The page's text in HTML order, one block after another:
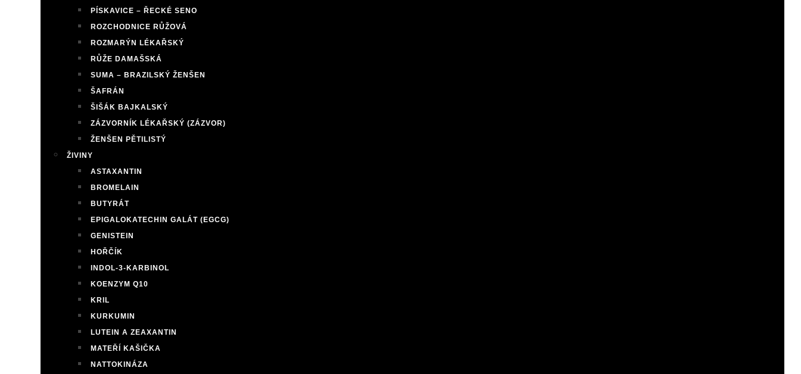
PÍSKAVICE – ŘECKÉ SENO
ROZCHODNICE RŮŽOVÁ
ROZMARÝN LÉKAŘSKÝ
RŮŽE DAMAŠSKÁ
SUMA – BRAZILSKÝ ŽENŠEN
ŠAFRÁN
ŠIŠÁK BAJKALSKÝ
ZÁZVORNÍK LÉKAŘSKÝ (ZÁZVOR)
ŽENŠEN PĚTILISTÝ
ŽIVINY
ASTAXANTIN
BROMELAIN
BUTYRÁT
EPIGALOKATECHIN GALÁT (EGCG)
GENISTEIN
HOŘČÍK
INDOL-3-KARBINOL
KOENZYM Q10
KRIL
KURKUMIN
LUTEIN A ZEAXANTIN
MATEŘÍ KAŠIČKA
NATTOKINÁZA